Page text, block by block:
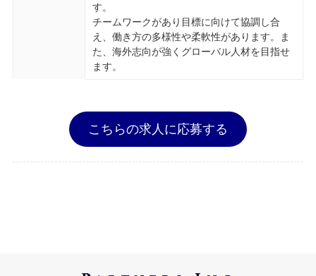
す。
チームワークがあり目標に向けて協調し合
え、働き方の多様性や柔軟性があります。ま
た、海外志向が強くグローバル人材を目指せ
ます。
こちらの求人に応募する